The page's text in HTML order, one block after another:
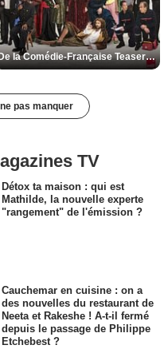
De la Comédie-Française Teaser VF
pas manquer
TV
Détox ta maison : qui est
Mathilde, la nouvelle experte
"rangement" de l'émission ?
Cauchemar en cuisine : on a
des nouvelles du restaurant de
Neeta et Rakeshe ! A-t-il fermé
depuis le passage de Philippe
Etchebest ?